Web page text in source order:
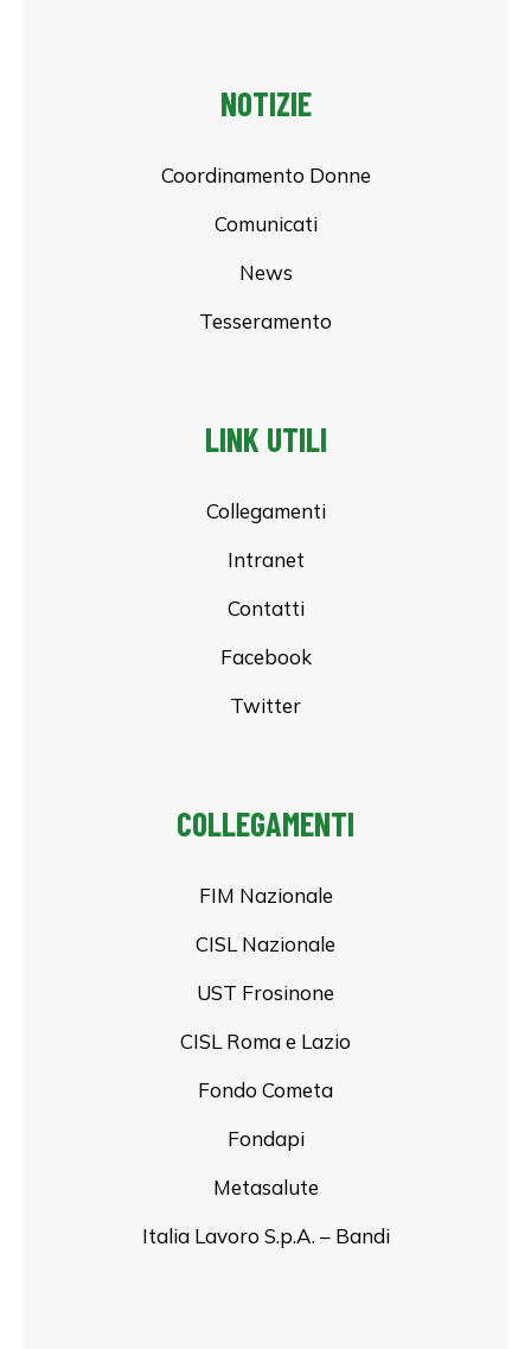
NOTIZIE
Coordinamento Donne
Comunicati
News
Tesseramento
LINK UTILI
Collegamenti
Intranet
Contatti
Facebook
Twitter
COLLEGAMENTI
FIM Nazionale
CISL Nazionale
UST Frosinone
CISL Roma e Lazio
Fondo Cometa
Fondapi
Metasalute
Italia Lavoro S.p.A. – Bandi